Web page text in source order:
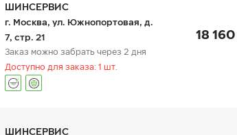
вт: 9:00-21:00
ср: 9:00-21:00
чт:
9:00-21:00
пт: 9:00-21:00
сб: 9:00-20:00
вс: 9:00-20:00
ШИНСЕРВИС
г. Москва, ул. Южнопортовая, д.
7, стр. 21
Заказ можно забрать через 2 дня
Доступно для заказа: 1 шт.
18 160
ШИНСЕРВИС
от24 580₽